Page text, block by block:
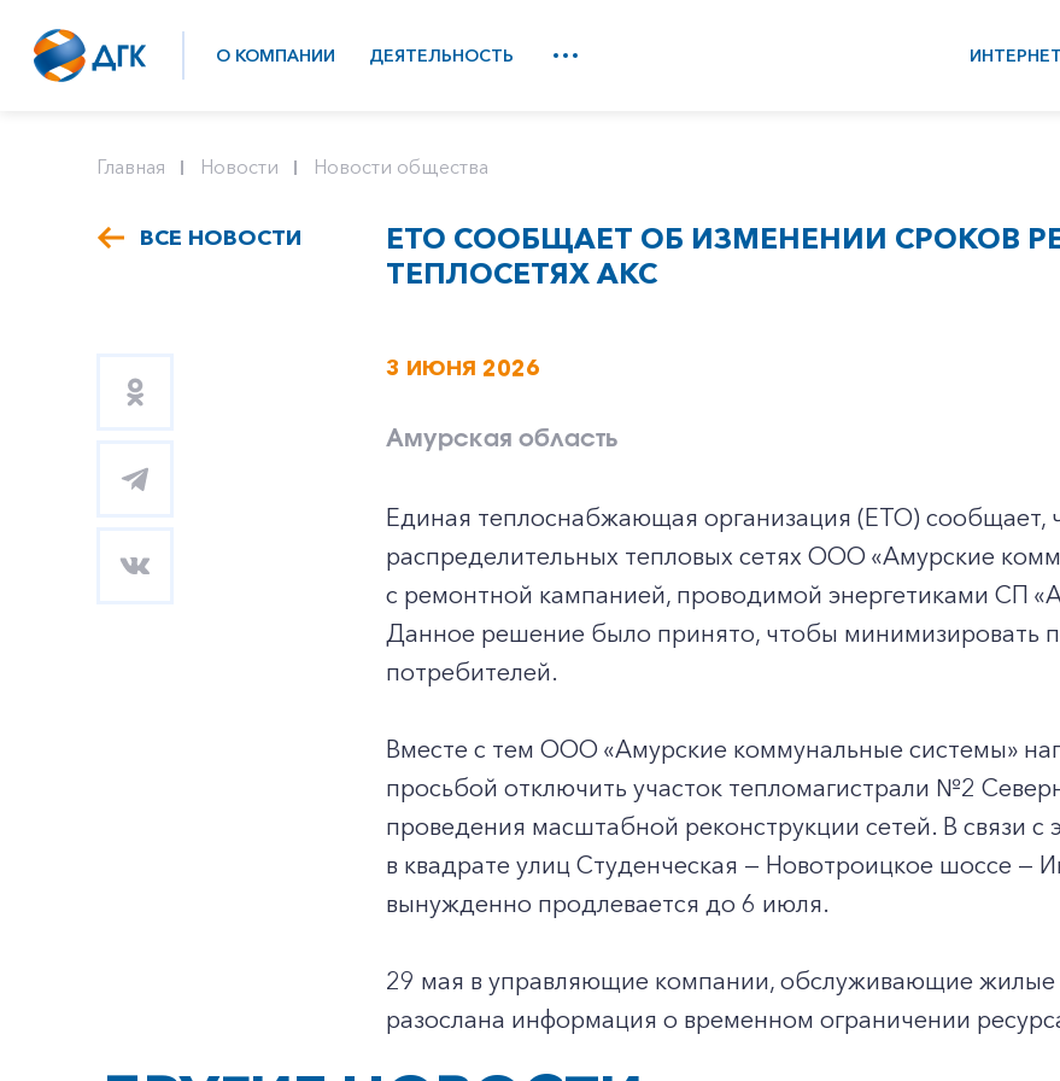
О КОМПАНИИ ДЕЯТЕЛЬНОСТЬ
Главная Новости Новости общества
ВСЕ НОВОСТИ
ЕТО СООБЩАЕТ ОБ ИЗМЕНЕНИИ СРОКОВ
ТЕПЛОСЕТЯХ АКС
3 ИЮНЯ 2026
Амурская область
Единая теплоснабжающая организация (ЕТО) сообщает,
распределительных тепловых сетях ООО «Амурские
с ремонтной кампанией, проводимой энергетиками СП
Данное решение было принято, чтобы минимизировать
потребителей.
Вместе с тем ООО «Амурские коммунальные системы»
просьбой отключить участок тепломагистрали №2
проведения масштабной реконструкции сетей. В связи
в квадрате улиц Студенческая — Новотроицкое шоссе —
вынужденно продлевается до 6 июля.
29 мая в управляющие компании, обслуживающие жилые
разослана информация о временном ограничении